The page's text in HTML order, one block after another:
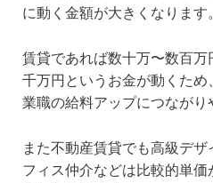
に動く金額が大きくなります
賃貸であれば数十万〜数百
千万円というお金が動くた
業職の給料アップにつながり
また不動産賃貸でも高級デ
フィス仲介などは比較的単価